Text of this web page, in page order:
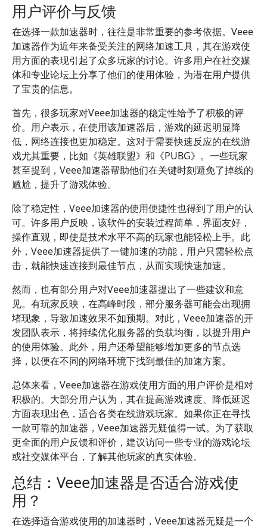
用户评价与反馈
在选择一款加速器时，往往是非常重要的参考依据。Veee
加速器作为近年来备受关注的网络加速工具，其在游戏使
用方面的表现引起了众多玩家的讨论。许多用户在社交媒
体和专业论坛上分享了他们的使用体验，为潜在用户提供
了宝贵的信息。
首先，很多玩家对Veee加速器的稳定性给予了积极的评
价。用户表示，在使用该加速器后，游戏的延迟明显降
低，网络连接也更加稳定。这对于需要快速反应的在线游
戏尤其重要，比如《英雄联盟》和《PUBG》。一些玩家
甚至提到，Veee加速器帮助他们在关键时刻避免了掉线的
尴尬，提升了游戏体验。
除了稳定性，Veee加速器的使用便捷性也得到了用户的认
可。许多用户反映，该软件的安装过程简单，界面友好，
操作直观，即使是技术水平不高的玩家也能轻松上手。此
外，Veee加速器提供了一键加速的功能，用户只需轻松点
击，就能快速连接到最佳节点，从而实现快速加速。
然而，也有部分用户对Veee加速器提出了一些建议和意
见。有玩家反映，在高峰时段，部分服务器可能会出现拥
堵现象，导致加速效果不如预期。对此，Veee加速器的开
发团队表示，将持续优化服务器的负载均衡，以提升用户
的使用体验。此外，用户还希望能够增加更多的节点选
择，以便在不同的网络环境下找到最佳的加速方案。
总体来看，Veee加速器在游戏使用方面的用户评价是相对
积极的。大部分用户认为，其在提高游戏速度、降低延迟
方面表现出色，适合各类在线游戏玩家。如果你正在寻找
一款可靠的加速器，Veee加速器无疑值得一试。为了获取
更全面的用户反馈和评价，建议访问一些专业的游戏论坛
或社交媒体平台，了解其他玩家的真实体验。
总结：Veee加速器是否适合游戏使
用？
在选择适合游戏使用的加速器时，Veee加速器无疑是一个